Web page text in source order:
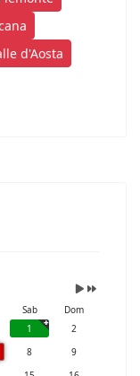
d'Aosta
Sab
Dom
1
2
8
9